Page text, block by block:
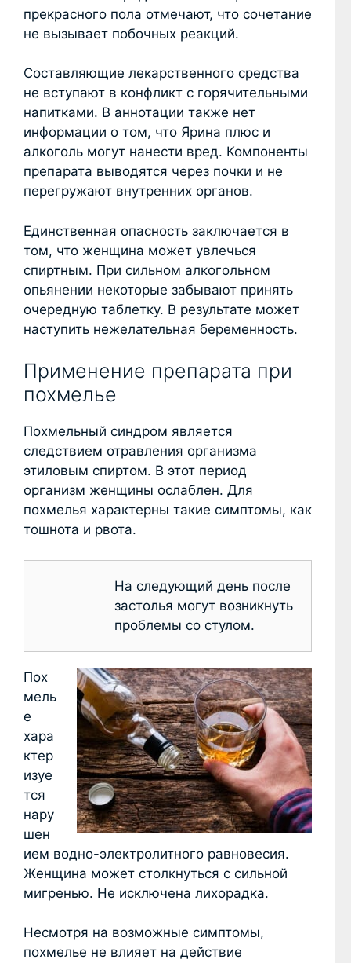
прекрасного пола отмечают, что сочетание
не вызывает побочных реакций.
Составляющие лекарственного средства
не вступают в конфликт с горячительными
напитками. В аннотации также нет
информации о том, что Ярина плюс и
алкоголь могут нанести вред. Компоненты
препарата выводятся через почки и не
перегружают внутренних органов.
Единственная опасность заключается в
том, что женщина может увлечься
спиртным. При сильном алкогольном
опьянении некоторые забывают принять
очередную таблетку. В результате может
наступить нежелательная беременность.
Применение препарата при
похмелье
Похмельный синдром является
следствием отравления организма
этиловым спиртом. В этот период
организм женщины ослаблен. Для
похмелья характерны такие симптомы, как
тошнота и рвота.
На следующий день после
застолья могут возникнуть
проблемы со стулом.
Пох
мель
е
хара
ктер
изуе
тся
нару
шен
ием водно-электролитного равновесия.
Женщина может столкнуться с сильной
мигренью. Не исключена лихорадка.
Несмотря на возможные симптомы,
похмелье не влияет на действие